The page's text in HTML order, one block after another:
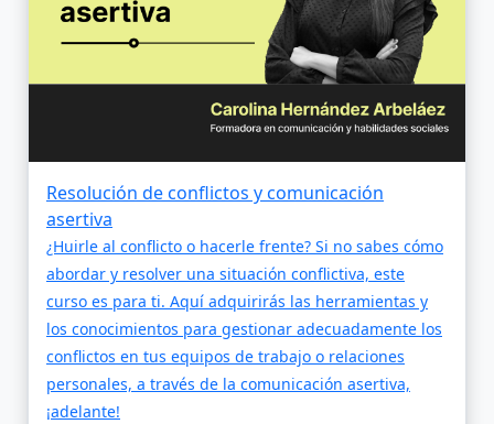
Resolución de conflictos y comunicación
asertiva
¿Huirle al conflicto o hacerle frente? Si no sabes cómo
abordar y resolver una situación conflictiva, este
curso es para ti. Aquí adquirirás las herramientas y
los conocimientos para gestionar adecuadamente los
conflictos en tus equipos de trabajo o relaciones
personales, a través de la comunicación asertiva,
¡adelante!